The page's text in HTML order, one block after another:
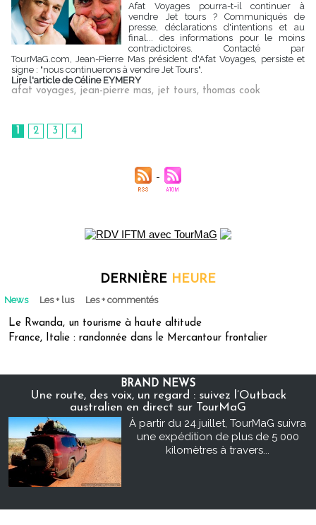
Afat Voyages pourra-t-il continuer à
vendre Jet tours ? Communiqués de
presse, déclarations d'intentions et au
final... des informations pour le moins
contradictoires. Contacté par
TourMaG.com, Jean-Pierre Mas président d'Afat Voyages, persiste et
signe : "nous continuerons à vendre Jet Tours".
Lire l'article de Céline EYMERY
afat voyages, jean-pierre mas, jet tours, thomas cook
1 2 3 4
DERNIÈRE HEURE
News Les + lus Les + commentés
Le Rwanda, un tourisme à haute altitude
France, Italie : randonnée dans le Mercantour frontalier
BRAND NEWS
Une route, des voix, un regard : suivez l’Outback
australien en direct sur TourMaG
À partir du 24 juillet, TourMaG suivra
une expédition de plus de 5 000
kilomètres à travers...